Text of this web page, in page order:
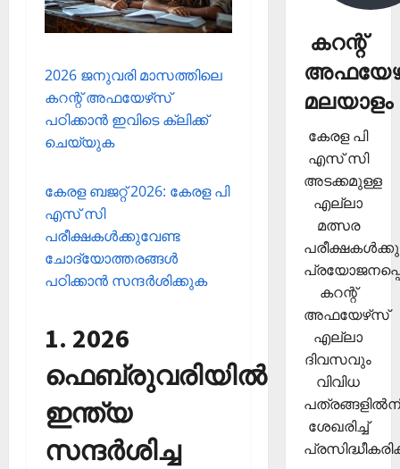
2026 ജനുവരി മാസത്തിലെ
കറന്റ് അഫയേഴ്‌സ്
പഠിക്കാന്‍ ഇവിടെ ക്ലിക്ക്
ചെയ്യുക
കേരള ബജറ്റ് 2026: കേരള പി
എസ് സി
പരീക്ഷകള്‍ക്കുവേണ്ട
ചോദ്യോത്തരങ്ങള്‍
പഠിക്കാന്‍ സന്ദര്‍ശിക്കുക
1. 2026
ഫെബ്രുവരിയില്‍
ഇന്ത്യ
സന്ദര്‍ശിച്ച
കറന്റ്
മലയാളം
കേരള പി
എസ് സി
അടക്കമുള്ള
എല്ലാ
മത്സര
കറന്റ്
അഫയേഴ്‌സ്
എല്ലാ
ദിവസവും
വിവിധ
ശേഖരിച്ച്